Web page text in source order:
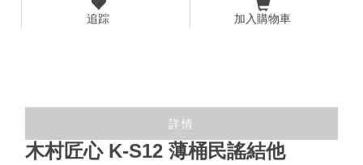
追踪 加入購物車
詳情
木村匠心 K-S12 薄桶民謠結他